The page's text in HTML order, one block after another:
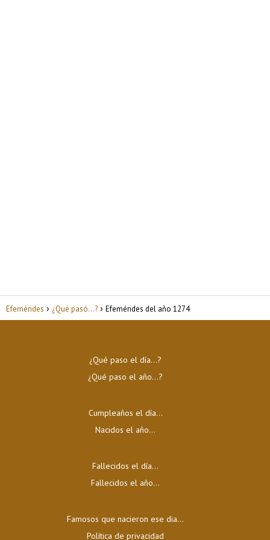
Efemérides ¿Qué pasó...? Efemérides del año 1274
¿Qué paso el día…?
¿Qué paso el año…?
Cumpleaños el día…
Nacidos el año…
Fallecidos el día…
Fallecidos el año…
Famosos que nacieron ese dia...
Política de privacidad